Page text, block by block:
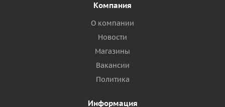
Компания
О компании
Новости
Магазины
Вакансии
Политика
Информация